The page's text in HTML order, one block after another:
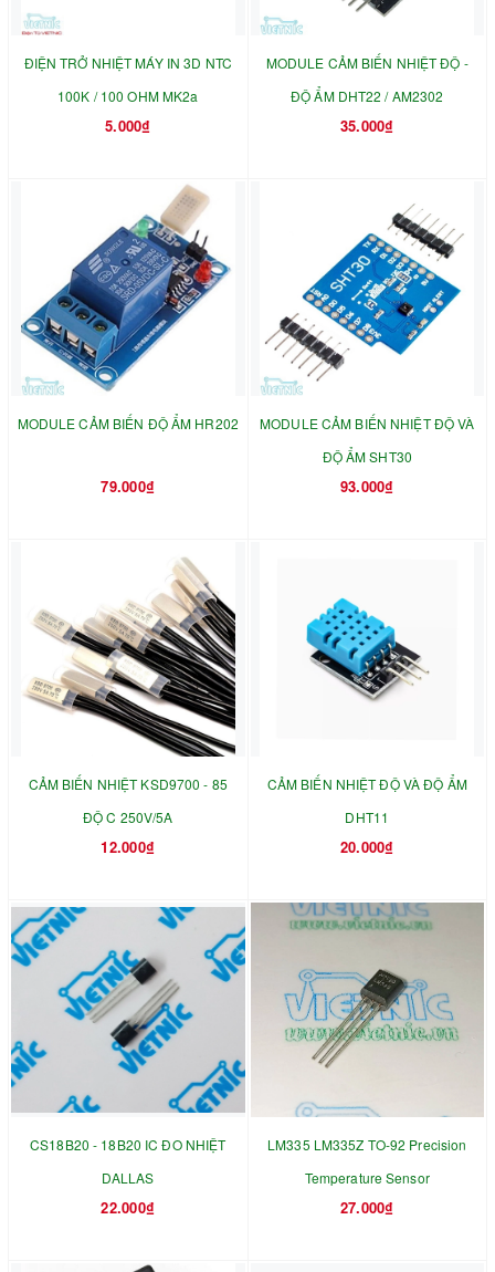
ĐIỆN TRỞ NHIỆT MÁY IN 3D NTC
100K / 100 OHM MK2a
5.000₫
MODULE CẢM BIẾN NHIỆT ĐỘ -
ĐỘ ẨM DHT22 / AM2302
35.000₫
MODULE CẢM BIẾN ĐỘ ẨM HR202
79.000₫
MODULE CẢM BIẾN NHIỆT ĐỘ VÀ
ĐỘ ẨM SHT30
93.000₫
CẢM BIẾN NHIỆT KSD9700 - 85
ĐỘ C 250V/5A
12.000₫
CẢM BIẾN NHIỆT ĐỘ VÀ ĐỘ ẨM
DHT11
20.000₫
CS18B20 - 18B20 IC ĐO NHIỆT
DALLAS
22.000₫
LM335 LM335Z TO-92 Precision
Temperature Sensor
27.000₫